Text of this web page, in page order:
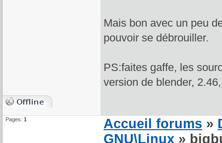
Mais bon avec un peu
pouvoir se débrouiller.
PS:faites gaffe, les
version de blender,
Pages: 1 Accueil forums »
GNU\Linux »